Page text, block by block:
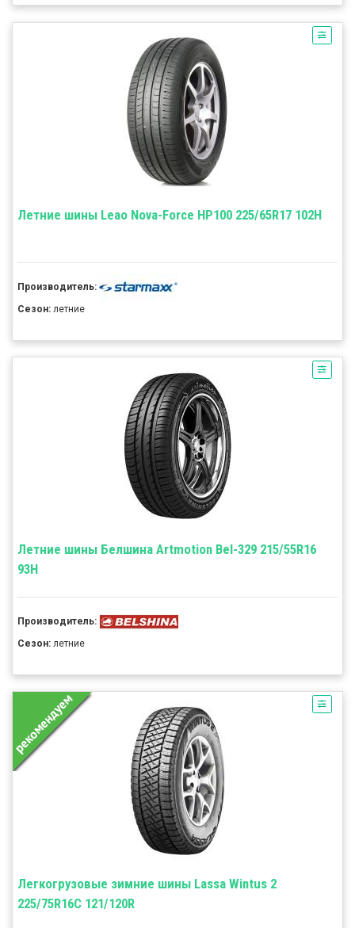
Летние шины Leao Nova-Force HP100 225/65R17 102H
Производитель:
Сезон: летние
Летние шины Белшина Artmotion Bel-329 215/55R16
93H
Производитель:
Сезон: летние
Легкогрузовые зимние шины Lassa Wintus 2
225/75R16C 121/120R